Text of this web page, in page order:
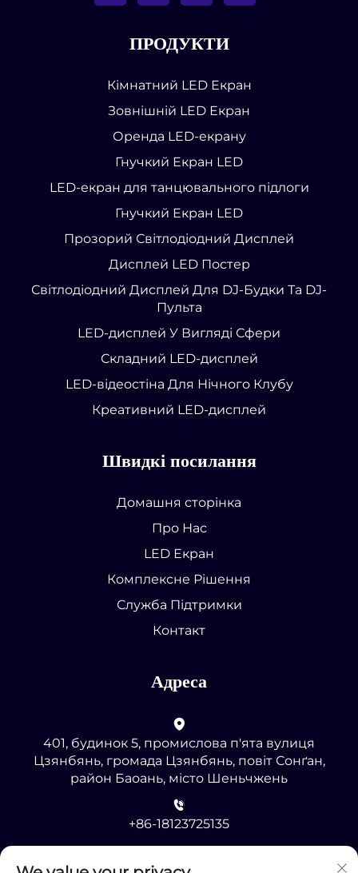
ПРОДУКТИ
Кімнатний LED Екран
Зовнішній LED Екран
Оренда LED-екрану
Гнучкий Екран LED
LED-екран для танцювального підлоги
Гнучкий Екран LED
Прозорий Світлодіодний Дисплей
Дисплей LED Постер
Світлодіодний Дисплей Для DJ-Будки Та DJ-
Пульта
LED-дисплей У Вигляді Сфери
Складний LED-дисплей
LED-відеостіна Для Нічного Клубу
Креативний LED-дисплей
Швидкі посилання
Домашня сторінка
Про Нас
LED Екран
Комплексне Рішення
Служба Підтримки
Контакт
Адреса
401, будинок 5, промислова п'ята вулиця
Цзянбянь, громада Цзянбянь, повіт Сонґан,
район Баоань, місто Шеньчжень
+86-18123725135
[email protected]